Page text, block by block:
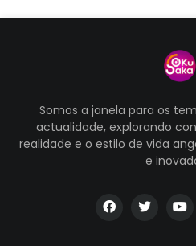
Somos a janela para os
actualidade, explorando
realidade e o estilo de vida
e